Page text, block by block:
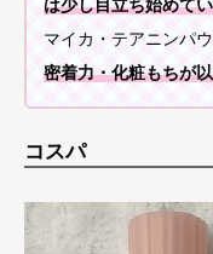
は少し目立ち始めて
マイカ・テアニンパ
密着力・化粧もちが
コスパ